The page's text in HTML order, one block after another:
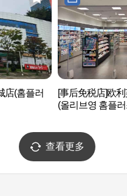
店(홈플러
[事后免税店]欧
(올리브영 홈플
查看更多